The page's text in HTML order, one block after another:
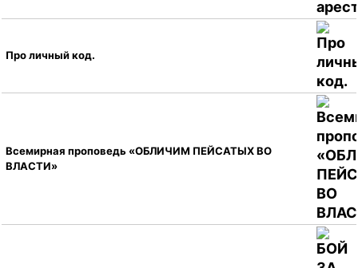
Про личный код.
Всемирная проповедь «ОБЛИЧИМ ПЕЙСАТЫХ ВО
ВЛАСТИ»